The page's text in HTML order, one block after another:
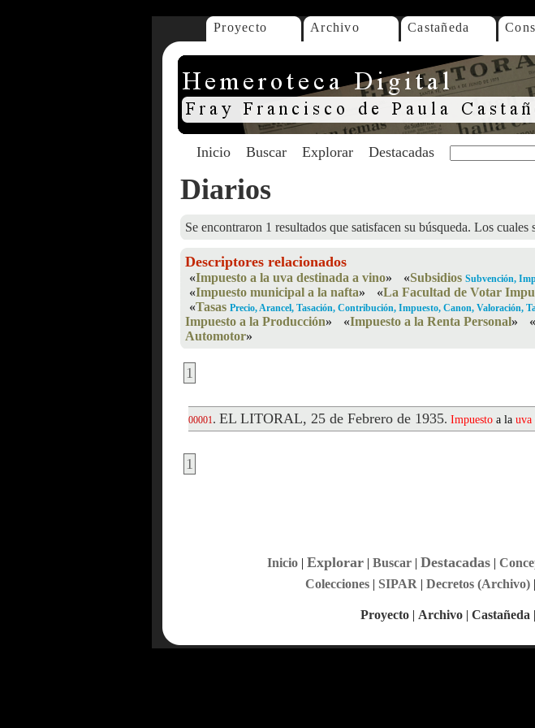
Proyecto Archivo Castañeda
Inicio Buscar Explorar Destacadas
Diarios
Se encontraron 1 resultados que satisfacen su búsqueda. Los cuales
Descriptores relacionados
«Impuesto a la uva destinada a vino» «Subsidios Subvención,
«Impuesto municipal a la nafta» «La Facultad de Votar
«Tasas Precio, Arancel, Tasación, Contribución, Impuesto, Canon, Valoración,
Impuesto a la Producción» «Impuesto a la Renta Personal» «
Automotor»
1
00001. EL LITORAL, 25 de Febrero de 1935. Impuesto a la uva
1
Inicio| Explorar| Buscar| Destacadas|
Colecciones| SIPAR | Decretos (Archivo)|
Proyecto | Archivo | Castañeda |